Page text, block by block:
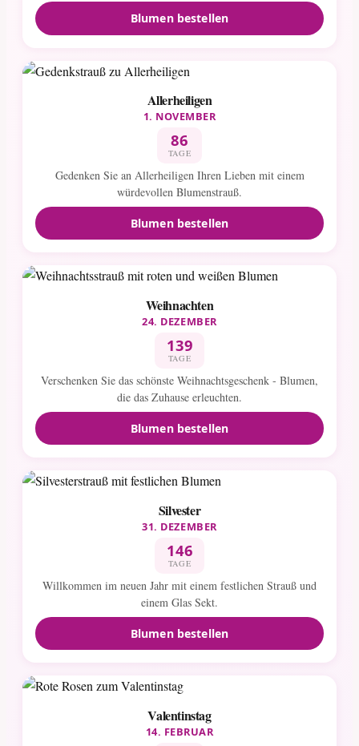
Blumen bestellen
Allerheiligen
1. NOVEMBER
86
TAGE
Gedenken Sie an Allerheiligen Ihren Lieben mit einem
würdevollen Blumenstrauß.
Blumen bestellen
Weihnachten
24. DEZEMBER
139
TAGE
Verschenken Sie das schönste Weihnachtsgeschenk - Blumen,
die das Zuhause erleuchten.
Blumen bestellen
Silvester
31. DEZEMBER
146
TAGE
Willkommen im neuen Jahr mit einem festlichen Strauß und
einem Glas Sekt.
Blumen bestellen
Valentinstag
14. FEBRUAR